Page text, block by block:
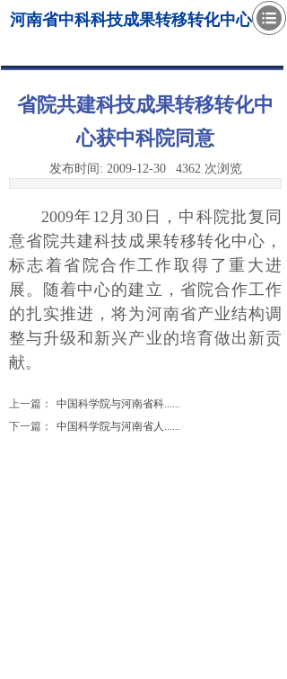
河南省中科科技成果转移转化中心
省院共建科技成果转移转化中
心获中科院同意
发布时间: 2009-12-30 4362 次浏览
2009年12月30日，中科院批复同
意省院共建科技成果转移转化中心，
标志着省院合作工作取得了重大进
展。随着中心的建立，省院合作工作
的扎实推进，将为河南省产业结构调
整与升级和新兴产业的培育做出新贡
献。
上一篇：
中国科学院与河南省科......
下一篇：
中国科学院与河南省人......